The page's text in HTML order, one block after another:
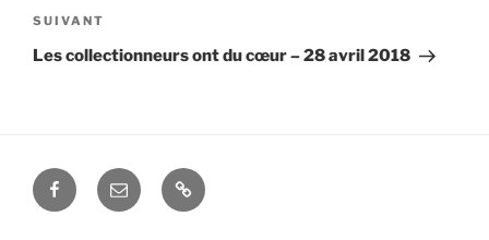
de
l’article
Article
suivant
SUIVANT
Les collectionneurs ont du cœur – 28 avril 2018
FacebookContactez-
nous
Contact